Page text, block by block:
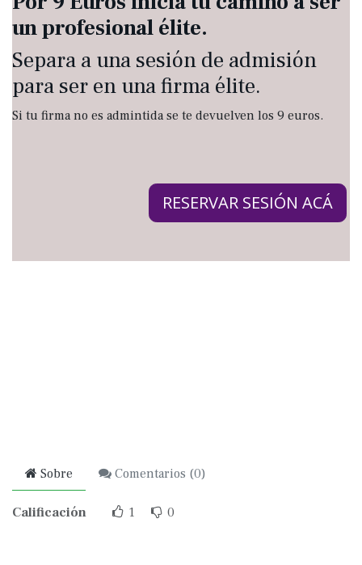
un profesional élite.
Separa a una sesión de admisión
para ser en una firma élite.
Si tu firma no es admintida se te devuelven los 9 euros.
RESERVAR SESIÓN ACÁ
Sobre Comentarios (0)
Calificación 1 0